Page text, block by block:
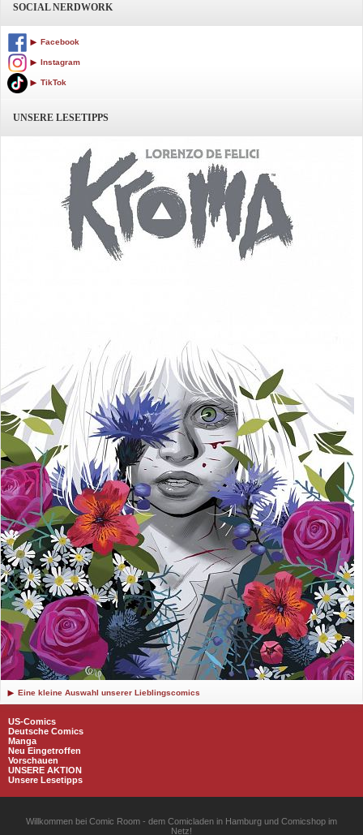
SOCIAL NERDWORK
Facebook
Instagram
TikTok
UNSERE LESETIPPS
Eine kleine Auswahl unserer Lieblingscomics
US-Comics
Deutsche Comics
Manga
Neu Eingetroffen
Vorschauen
UNSERE AKTION
Unsere Lesetipps
Willkommen bei Comic Room - dem Comicladen in Hamburg und Comicshop im
Netz!